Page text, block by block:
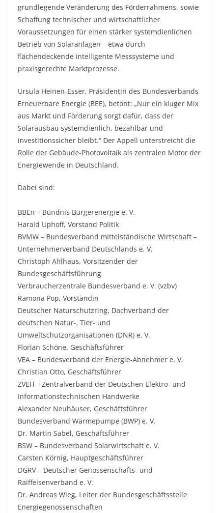
grundlegende Veränderung des Förderrahmens, sowie
Schaffung technischer und wirtschaftlicher
Voraussetzungen für einen stärker systemdienlichen
Betrieb von Solaranlagen – etwa durch
flächendeckende intelligente Messsysteme und
praxisgerechte Marktprozesse.
Ursula Heinen-Esser, Präsidentin des Bundesverbands
Erneuerbare Energie (BEE), betont: „Nur ein kluger Mix
aus Markt und Förderung sorgt dafür, dass der
Solarausbau systemdienlich, bezahlbar und
investitionssicher bleibt.“ Der Appell unterstreicht die
Rolle der Gebäude-Photovoltaik als zentralen Motor der
Energiewende in Deutschland.
Dabei sind:
BBEn – Bündnis Bürgerenergie e. V.
Harald Uphoff, Vorstand Politik
BVMW – Bundesverband mittelständische Wirtschaft –
Unternehmerverband Deutschlands e. V.
Christoph Ahlhaus, Vorsitzender der
Bundesgeschäftsführung
Verbraucherzentrale Bundesverband e. V. (vzbv)
Ramona Pop, Vorständin
Deutscher Naturschutzring, Dachverband der
deutschen Natur-, Tier- und
Umweltschutzorganisationen (DNR) e. V.
Florian Schöne, Geschäftsführer
VEA – Bundesverband der Energie-Abnehmer e. V.
Christian Otto, Geschäftsführer
ZVEH – Zentralverband der Deutschen Elektro- und
Informationstechnischen Handwerke
Alexander Neuhäuser, Geschäftsführer
Bundesverband Wärmepumpe (BWP) e. V.
Dr. Martin Sabel, Geschäftsführer
BSW – Bundesverband Solarwirtschaft e. V.
Carsten Körnig, Hauptgeschäftsführer
DGRV – Deutscher Genossenschafts- und
Raiffeisenverband e. V.
Dr. Andreas Wieg, Leiter der Bundesgeschäftsstelle
Energiegenossenschaften